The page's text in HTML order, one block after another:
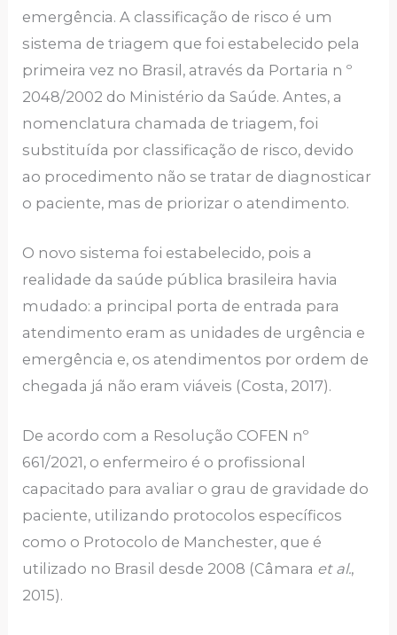
emergência. A classificação de risco é um
sistema de triagem que foi estabelecido pela
primeira vez no Brasil, através da Portaria n º
2048/2002 do Ministério da Saúde. Antes, a
nomenclatura chamada de triagem, foi
substituída por classificação de risco, devido
ao procedimento não se tratar de diagnosticar
o paciente, mas de priorizar o atendimento.
O novo sistema foi estabelecido, pois a
realidade da saúde pública brasileira havia
mudado: a principal porta de entrada para
atendimento eram as unidades de urgência e
emergência e, os atendimentos por ordem de
chegada já não eram viáveis (Costa, 2017).
De acordo com a Resolução COFEN nº
661/2021, o enfermeiro é o profissional
capacitado para avaliar o grau de gravidade do
paciente, utilizando protocolos específicos
como o Protocolo de Manchester, que é
utilizado no Brasil desde 2008 (Câmara et al.,
2015).